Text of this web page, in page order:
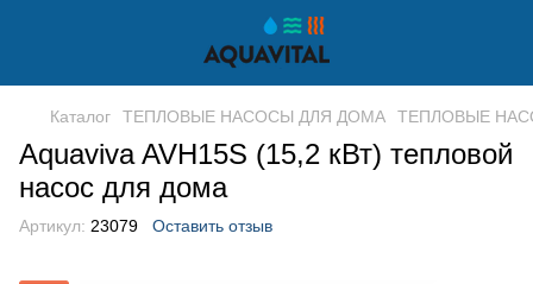
Каталог ТЕПЛОВЫЕ НАСОСЫ ДЛЯ ДОМА ТЕПЛОВЫЕ
Aquaviva AVH15S (15,2 кВт) тепловой
насос для дома
Артикул: 23079 Оставить отзыв